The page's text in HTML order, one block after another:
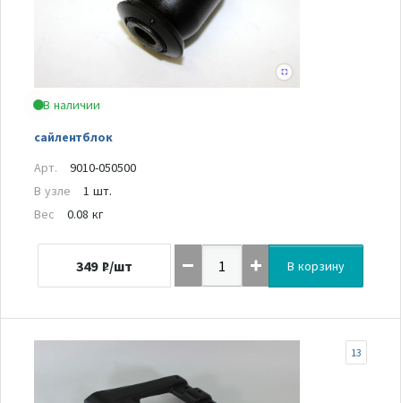
В наличии
сайлентблок
Арт.
9010-050500
В узле
1 шт.
Вес
0.08 кг
349 ₽/шт В корзину
13